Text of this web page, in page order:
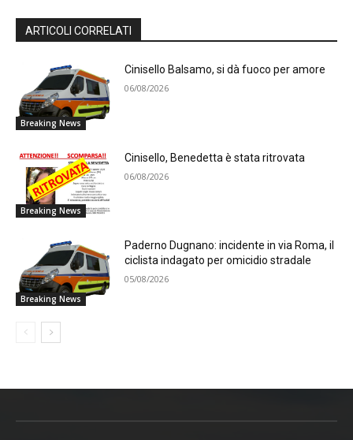
ARTICOLI CORRELATI
Breaking News
Cinisello Balsamo, si dà fuoco per amore
06/08/2026
Breaking News
Cinisello, Benedetta è stata ritrovata
06/08/2026
Breaking News
Paderno Dugnano: incidente in via Roma, il
ciclista indagato per omicidio stradale
05/08/2026